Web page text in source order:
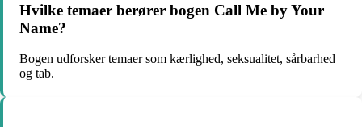
Hvilke temaer berører bogen Call Me by Your
Name?
Bogen udforsker temaer som kærlighed, seksualitet, sårbarhed
og tab.